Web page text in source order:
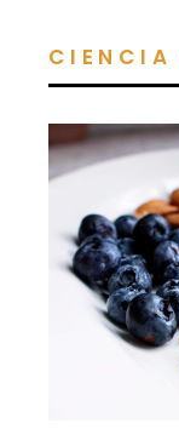
CIENCIA